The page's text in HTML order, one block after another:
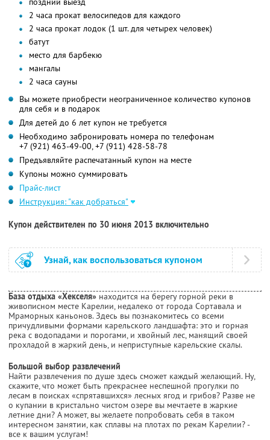
2 часа прокат велосипедов для каждого
2 часа прокат лодок (1 шт. для четырех человек)
батут
место для барбекю
мангалы
2 часа сауны
Вы можете приобрести неограниченное количество купонов
для себя и в подарок
Для детей до 6 лет купон не требуется
Необходимо забронировать номера по телефонам
+7 (921) 463-49-00, +7 (911) 428-58-78
Предъявляйте распечатанный купон на месте
Купоны можно суммировать
Прайс-лист
Инструкция: "как добраться"
Купон действителен по 30 июня 2013 включительно
Узнай, как воспользоваться купоном
База отдыха «Хекселя» находится на берегу горной реки в
живописном месте Карелии, недалеко от города Сортавала и
Мраморных каньонов. Здесь вы познакомитесь со всеми
причудливыми формами карельского ландшафта: это и горная
река с водопадами и порогами, и хвойный лес, манящий своей
прохладой в жаркий день, и неприступные карельские скалы.
Большой выбор развлечений
Найти развлечения по душе здесь сможет каждый желающий. Ну,
скажите, что может быть прекраснее неспешной прогулки по
лесам в поисках «спрятавшихся» лесных ягод и грибов? Разве не
о купании в кристально чистом озере вы мечтаете в жаркие
летние дни? А может, вы желаете попробовать себя в таком
интересном занятии, как сплавы на плотах по рекам Карелии? -
все к вашим услугам!